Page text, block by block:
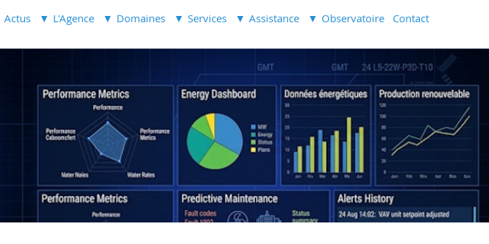
Actus L'Agence Domaines Services Assistance Observatoire Contact